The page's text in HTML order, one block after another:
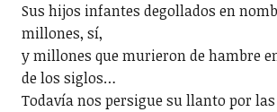
Sus hijos infantes degollados en
millones, sí,
y millones que murieron de hambre
de los siglos…
Todavía nos persigue su llanto por las